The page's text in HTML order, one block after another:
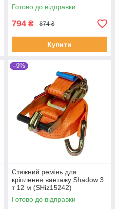
Готово до відправки
794 ₴ 874 ₴
Купити
–9%
Стяжний ремінь для
кріплення вантажу Shadow 3
т 12 м (SHiz15242)
Готово до відправки